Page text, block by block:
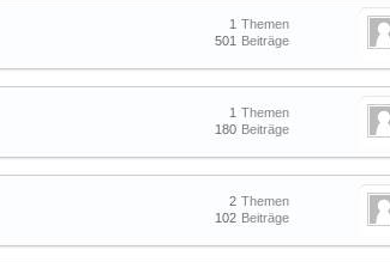
Themen
1
Beiträge
501
Themen
1
Beiträge
180
Themen
2
Beiträge
102